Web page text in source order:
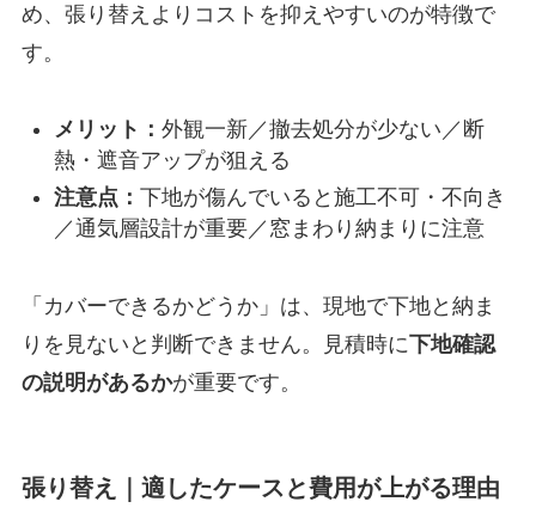
め、張り替えよりコストを抑えやすいのが特徴で
す。
メリット： 外観一新／撤去処分が少ない／断
熱・遮音アップが狙える
注意点： 下地が傷んでいると施工不可・不向き
／通気層設計が重要／窓まわり納まりに注意
「カバーできるかどうか」は、現地で下地と納ま
りを見ないと判断できません。見積時に下地確認
の説明があるかが重要です。
張り替え｜適したケースと費用が上がる理由